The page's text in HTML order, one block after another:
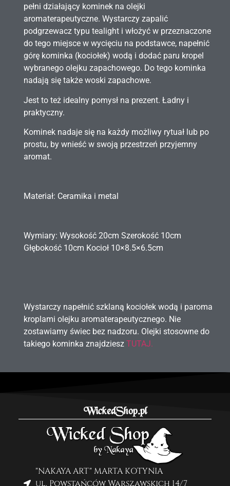
pełni działający kominek na olejki
aromaterapeutyczne. Wystarczy zapalić
podgrzewacz typu tealight i włożyć w przeznaczone
do tego miejsce w wycięciu na podstawce, napełnić
górę kominka (kociołek) wodą i dodać paru kropel
wybranego olejku zapachowego. Do tego kominka
nadają się także woski zapachowe.
Jest to też idealny pomysł na prezent. Ładny i
praktyczny.
Kominek nadaje się na każdy możliwy rytuał lub po
prostu, by wnieść w swoją przestrzeń przyjemny
aromat.
Materiał: Ceramika i metal
Wymiary: Wysokość 20cm Szerokość 10cm
Głębokość 10cm Kocioł 10×8.5×6.5cm
Wystarczy napełnić szklaną kociołek wodą i paroma
kroplami olejku aromaterapeutycznego. Nie
zostawiamy świec bez nadzoru. Olejki stosowne do
takiego kominka znajdziesz TUTAJ.
WickedShop.pl
"NAKAYA ART" MARTA KOTYNIA
ul. Powstańców Warszawskich 14/7